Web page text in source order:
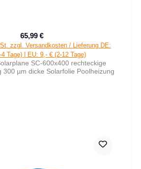
Verkaufspreis:
65,99 €
zzgl. Versandkosten / Lieferung DE:
Tage) | EU: 9,- € (2-12 Tage)
SC-600x400 rechteckige
300 µm dicke Solarfolie Poolheizung